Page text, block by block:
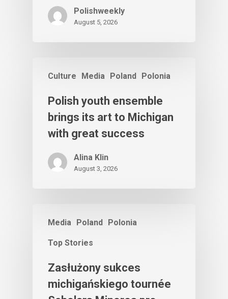
Polishweekly
August 5, 2026
Culture Media Poland Polonia
Polish youth ensemble
brings its art to Michigan
with great success
Alina Klin
August 3, 2026
Media Poland Polonia
Top Stories
Zasłużony sukces
michigańskiego tournée